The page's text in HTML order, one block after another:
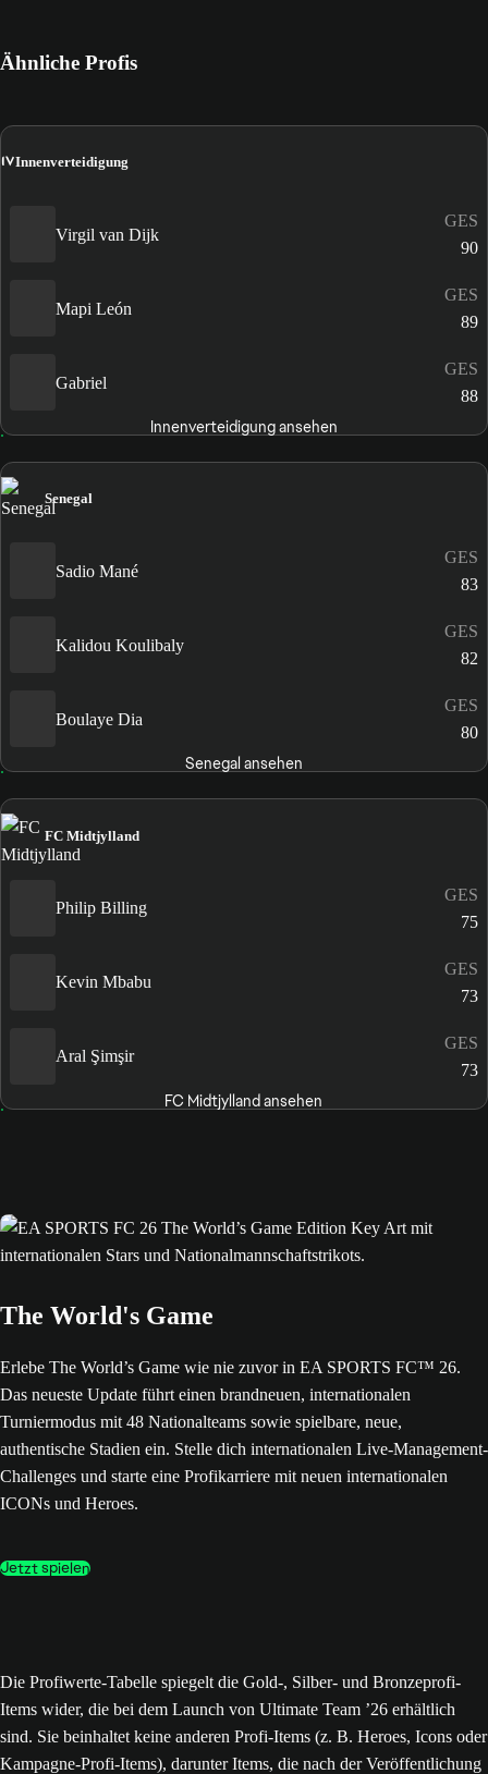
Ähnliche Profis
IVInnenverteidigung
Virgil van Dijk
GES
90
Mapi León
GES
89
Gabriel
GES
88
Innenverteidigung ansehen
Senegal
Sadio Mané
GES
83
Kalidou Koulibaly
GES
82
Boulaye Dia
GES
80
Senegal ansehen
FC Midtjylland
Philip Billing
GES
75
Kevin Mbabu
GES
73
Aral Şimşir
GES
73
FC Midtjylland ansehen
The World's Game
Erlebe The World’s Game wie nie zuvor in EA SPORTS FC™ 26.
Das neueste Update führt einen brandneuen, internationalen
Turniermodus mit 48 Nationalteams sowie spielbare, neue,
authentische Stadien ein. Stelle dich internationalen Live-Management-
Challenges und starte eine Profikarriere mit neuen internationalen
ICONs und Heroes.
Jetzt spielen
Die Profiwerte-Tabelle spiegelt die Gold-, Silber- und Bronzeprofi-
Items wider, die bei dem Launch von Ultimate Team ’26 erhältlich
sind. Sie beinhaltet keine anderen Profi-Items (z. B. Heroes, Icons oder
Kampagne-Profi-Items), darunter Items, die nach der Veröffentlichung